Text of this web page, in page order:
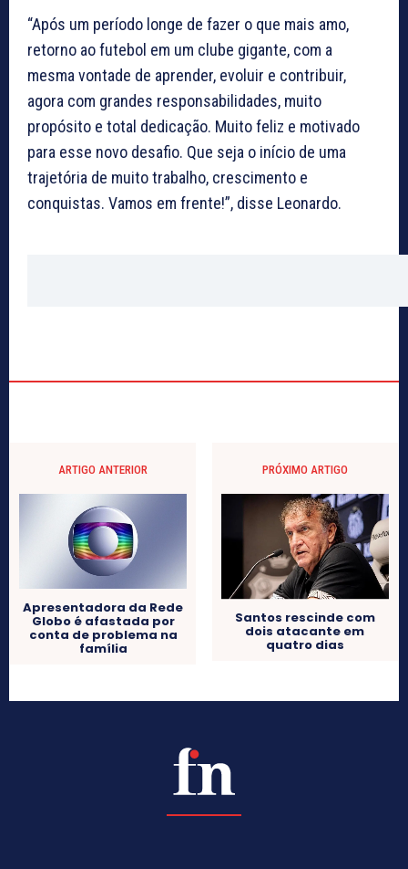
“Após um período longe de fazer o que mais amo,
retorno ao futebol em um clube gigante, com a
mesma vontade de aprender, evoluir e contribuir,
agora com grandes responsabilidades, muito
propósito e total dedicação. Muito feliz e motivado
para esse novo desafio. Que seja o início de uma
trajetória de muito trabalho, crescimento e
conquistas. Vamos em frente!”, disse Leonardo.
ARTIGO ANTERIOR
Apresentadora da Rede
Globo é afastada por
conta de problema na
família
PRÓXIMO ARTIGO
Santos rescinde com
dois atacante em
quatro dias